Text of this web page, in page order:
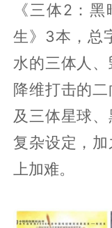
《三体2：
生》3本，总
水的三体人
降维打击的
及三体星球
复杂设定，
上加难。